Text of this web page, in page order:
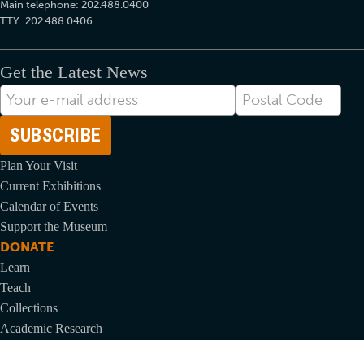
Main telephone: 202.488.0400
TTY: 202.488.0406
Get the Latest News
Endereço-
eletrônico
Postal
Code
Plan Your Visit
Current Exhibitions
Calendar of Events
Support the Museum
DONATE
Learn
Teach
Collections
Academic Research